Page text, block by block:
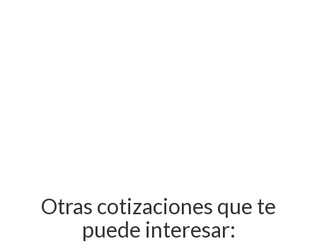
Otras cotizaciones que te
puede interesar: